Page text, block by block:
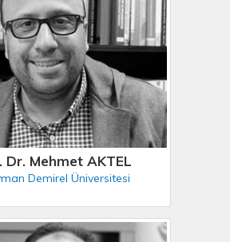
Dr. Mehmet AKTEL
Demirel Üniversitesi